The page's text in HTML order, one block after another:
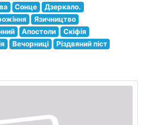
Сонце
Дзеркало.
Язичництво
Апостоли
Скіфія
Вечорниці Різдвяний піст